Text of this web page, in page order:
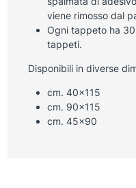
viene rimosso dal
Ogni tappeto ha
tappeti.
Disponibili in diverse
cm. 40×115
cm. 90×115
cm. 45×90